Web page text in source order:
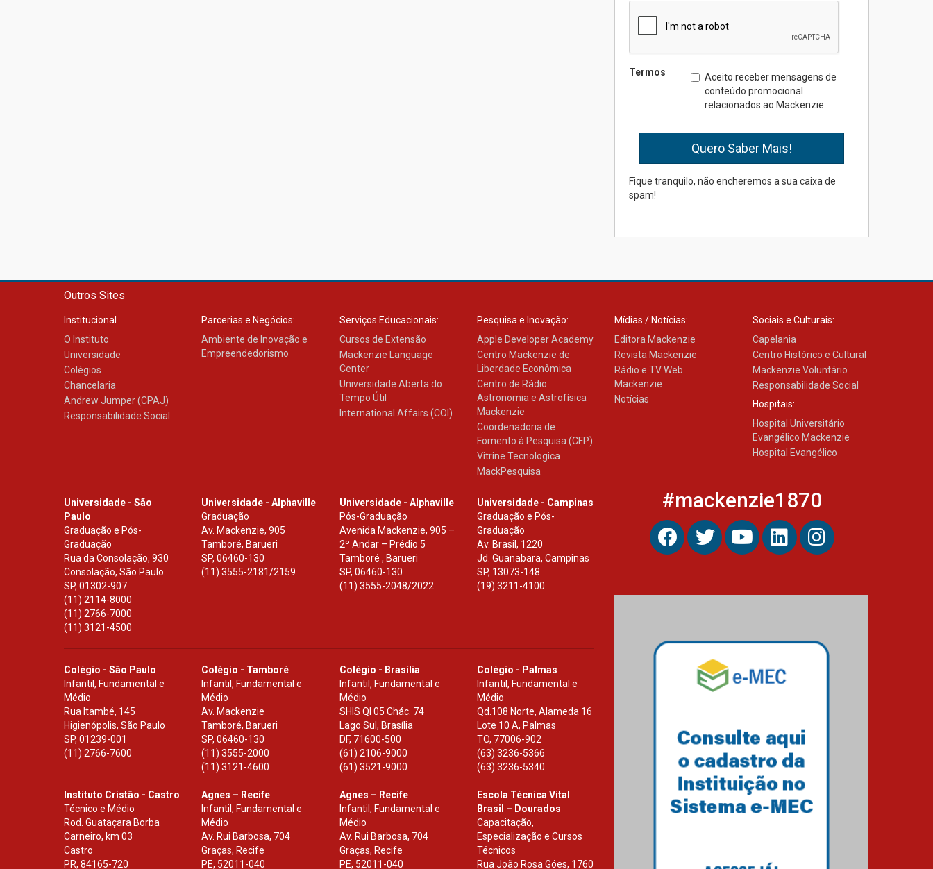
04.08.2026
Mackenzie recepciona os
calouros do segundo
semestre de 2026
04.08.2026
Brasília prepara seus
estudantes para o PAS antes
mesmo do Ensino Médio
Termos
Aceito receber mensagens de
conteúdo promocional
relacionados ao Mackenzie
Fique tranquilo, não encheremos a sua caixa de
spam!
Outros Sites
Institucional
O Instituto
Universidade
Colégios
Chancelaria
Andrew Jumper (CPAJ)
Responsabilidade Social
Parcerias e Negócios:
Ambiente de Inovação e
Empreendedorismo
Serviços Educacionais:
Cursos de Extensão
Mackenzie Language
Center
Universidade Aberta do
Tempo Útil
International Affairs (COI)
Pesquisa e Inovação:
Apple Developer Academy
Centro Mackenzie de
Liberdade Econômica
Centro de Rádio
Astronomia e Astrofísica
Mackenzie
Coordenadoria de
Fomento à Pesquisa (CFP)
Vitrine Tecnologica
MackPesquisa
Mídias / Notícias:
Editora Mackenzie
Revista Mackenzie
Rádio e TV Web
Mackenzie
Notícias
Sociais e Culturais:
Capelania
Centro Histórico e Cultural
Mackenzie Voluntário
Responsabilidade Social
Hospitais:
Hospital Universitário
Evangélico Mackenzie
Hospital Evangélico
Universidade - São
Paulo
Graduação e Pós-
Graduação
Rua da Consolação, 930
Consolação, São Paulo
SP, 01302-907
(11) 2114-8000
(11) 2766-7000
(11) 3121-4500
Universidade - Alphaville
Graduação
Av. Mackenzie, 905
Tamboré, Barueri
SP,06460-130
(11) 3555-2181/2159
Universidade - Alphaville
Pós-Graduação
Avenida Mackenzie, 905 –
2º Andar – Prédio 5
Tamboré , Barueri
SP, 06460-130
(11) 3555-2048/2022.
Universidade - Campinas
Graduação e Pós-
Graduação
Av. Brasil, 1220
Jd. Guanabara, Campinas
SP, 13073-148
(19) 3211-4100
Colégio - São Paulo
Infantil, Fundamental e
Médio
Rua Itambé, 145
Higienópolis, São Paulo
SP, 01239-001
(11) 2766-7600
Colégio - Tamboré
Infantil, Fundamental e
Médio
Av. Mackenzie
Tamboré, Barueri
SP,06460-130
(11) 3555-2000
(11) 3121-4600
Colégio - Brasília
Infantil, Fundamental e
Médio
SHIS Ql 05 Chác. 74
Lago Sul, Brasília
DF, 71600-500
(61) 2106-9000
(61) 3521-9000
Colégio - Palmas
Infantil, Fundamental e
Médio
Qd.108 Norte, Alameda 16
Lote 10 A, Palmas
TO, 77006-902
(63) 3236-5366
(63) 3236-5340
Instituto Cristão - Castro
Técnico e Médio
Rod. Guataçara Borba
Carneiro, km 03
Castro
PR, 84165-720
Agnes – Recife
Infantil, Fundamental e
Médio
Av. Rui Barbosa, 704
Graças, Recife
PE, 52011-040
Agnes – Recife
Infantil, Fundamental e
Médio
Av. Rui Barbosa, 704
Graças, Recife
PE, 52011-040
Escola Técnica Vital
Brasil – Dourados
Capacitação,
Especialização e Cursos
Técnicos
Rua João Rosa Góes, 1760
#mackenzie1870